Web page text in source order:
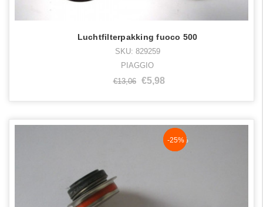
Luchtfilterpakking fuoco 500
SKU: 829259
PIAGGIO
€13,06
€5,98
NaN%
-25%